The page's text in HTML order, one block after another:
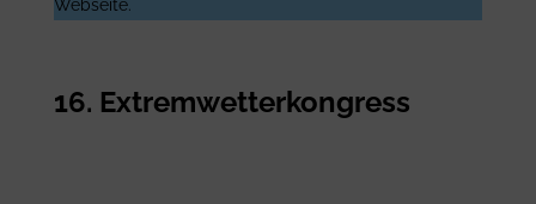
Webseite.
16. Extremwetterkongress